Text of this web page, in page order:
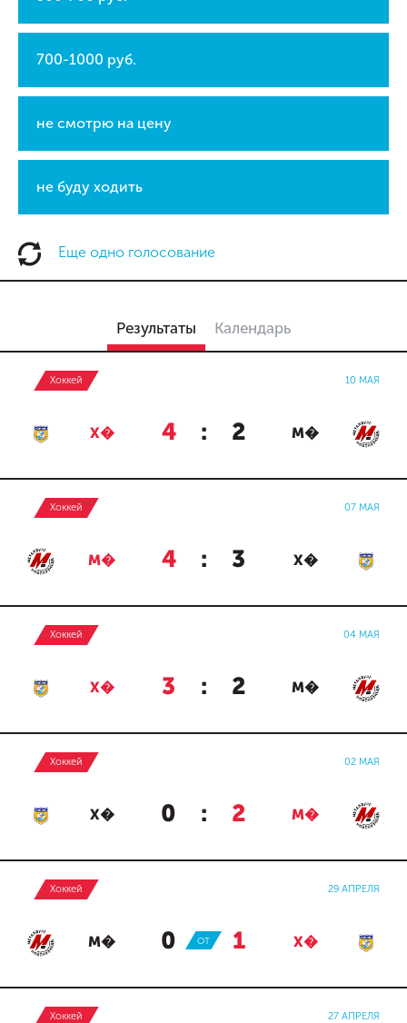
700-1000 руб.
не смотрю на цену
не буду ходить
Еще одно голосование
Результаты Календарь
Хоккей 10 МАЯ
Х� 4 : 2 М�
Хоккей 07 МАЯ
М� 4 : 3 Х�
Хоккей 04 МАЯ
Х� 3 : 2 М�
Хоккей 02 МАЯ
Х� 0 : 2 М�
Хоккей 29 АПРЕЛЯ
М� 0 : 1 Х�
ОТ
Хоккей 27 АПРЕЛЯ